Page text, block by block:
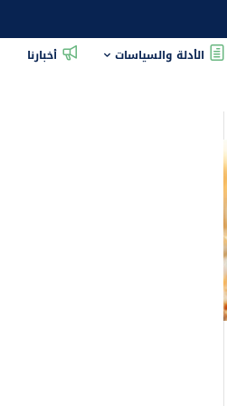
الأدلة والسياسات أخبارنا